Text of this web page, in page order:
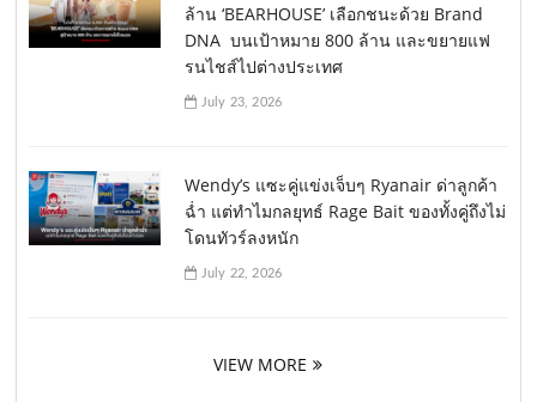
ล้าน ‘BEARHOUSE’ เลือกชนะด้วย Brand
DNA บนเป้าหมาย 800 ล้าน และขยายแฟ
รนไชส์ไปต่างประเทศ
July 23, 2026
Wendy’s แซะคู่แข่งเจ็บๆ Ryanair ด่าลูกค้า
ฉ่ำ แต่ทำไมกลยุทธ์ Rage Bait ของทั้งคู่ถึงไม่
โดนทัวร์ลงหนัก
July 22, 2026
VIEW MORE